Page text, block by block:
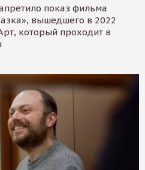
показ фильма
вышедшего в 2022
который проходит в